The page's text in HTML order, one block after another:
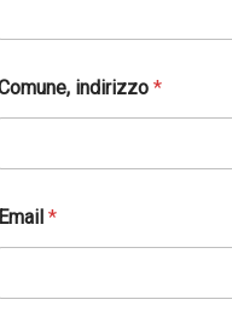
indirizzo*
Email*